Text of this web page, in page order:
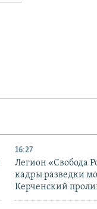
16:27
Легион «Свобода
кадры разведки
Керченский